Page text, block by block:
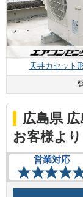
天井カセット
広島県
お客様より
営業対応